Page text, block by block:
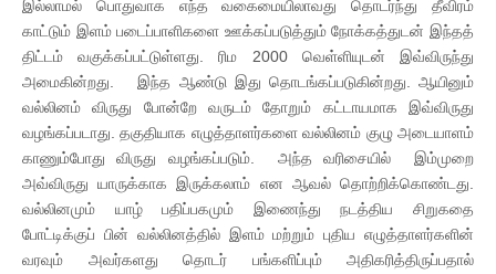
இல்லாமல் பொதுவாக எந்த வகைமையிலாவது தொடர்ந்து தீவிரம்
காட்டும் இளம் படைப்பாளிகளை ஊக்கப்படுத்தும் நோக்கத்துடன் இந்தத்
திட்டம் வகுக்கப்பட்டுள்ளது. ரிம 2000 வெள்ளியுடன் இவ்விருந்து
அமைகின்றது. இந்த ஆண்டு இது தொடங்கப்படுகின்றது. ஆயினும்
வல்லினம் விருது போன்றே வருடம் தோறும் கட்டாயமாக இவ்விருது
வழங்கப்படாது. தகுதியாக எழுத்தாளர்களை வல்லினம் குழு அடையாளம்
காணும்போது விருது வழங்கப்படும். அந்த வரிசையில் இம்முறை
அவ்விருது யாருக்காக இருக்கலாம் என ஆவல் தொற்றிக்கொண்டது.
வல்லினமும் யாழ் பதிப்பகமும் இணைந்து நடத்திய சிறுகதை
போட்டிக்குப் பின் வல்லினத்தில் இளம் மற்றும் புதிய எழுத்தாளர்களின்
வரவும் அவர்களது தொடர் பங்களிப்பும் அதிகரித்திருப்பதால்